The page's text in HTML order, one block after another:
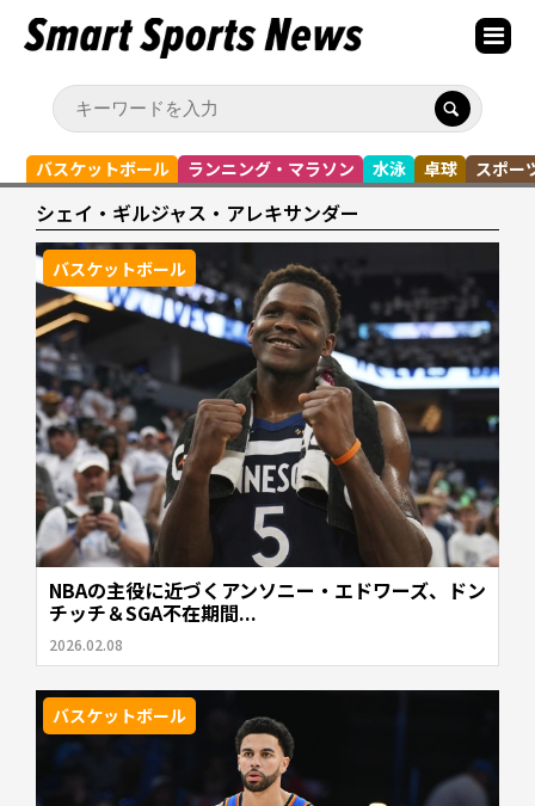
バスケットボール ランニング・マラソン 水泳 卓球 スポー
シェイ・ギルジャス・アレキサンダー
バスケットボール
NBAの主役に近づくアンソニー・エドワーズ、ドン
チッチ＆SGA不在期間...
2026.02.08
バスケットボール